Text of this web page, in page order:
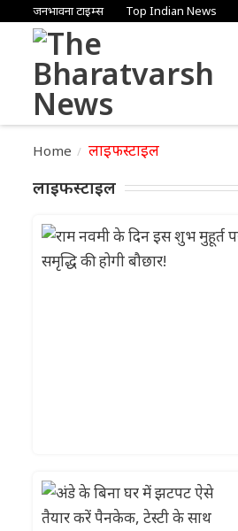
जनभावना टाइम्स Top Indian News
Home लाइफस्टाइल
लाइफस्टाइल